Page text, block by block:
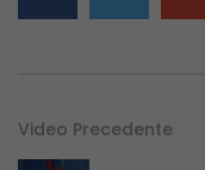
Video Precedente